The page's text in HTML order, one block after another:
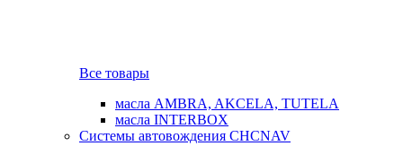
Все товары
масла AMBRA, AKCELA, TUTELA
масла INTERBOX
Системы автовождения CHCNAV